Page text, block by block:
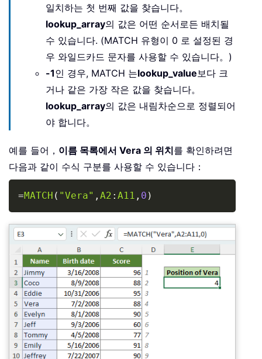
일치하는 첫 번째 값을 찾습니다。
lookup_array의 값은 어떤 순서로든 배치될
수 있습니다. (MATCH 유형이 0 로 설정된 경
우 와일드카드 문자를 사용할 수 있습니다。)
-1인 경우, MATCH 는lookup_value보다 크
거나 같은 가장 작은 값을 찾습니다。
lookup_array의 값은 내림차순으로 정렬되어
야 합니다。
예를 들어， 이름 목록에서 Vera 의 위치를 확인하려면
다음과 같이 수식 구분를 사용할 수 있습니다：
=MATCH ( "Vera" , A2 : A11 , 0 )